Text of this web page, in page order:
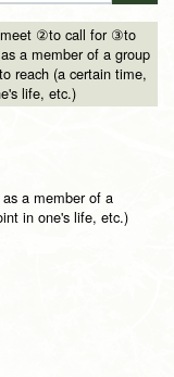
②to call for ③to
a member of a group
reach (a certain time,
life, etc.)
a member of a
in one's life, etc.)